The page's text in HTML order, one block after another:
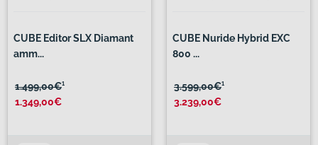
CUBE Editor SLX Diamant
amm...
1.499,00€¹
1.349,00€
CUBE Nuride Hybrid EXC
800 ...
3.599,00€¹
3.239,00€